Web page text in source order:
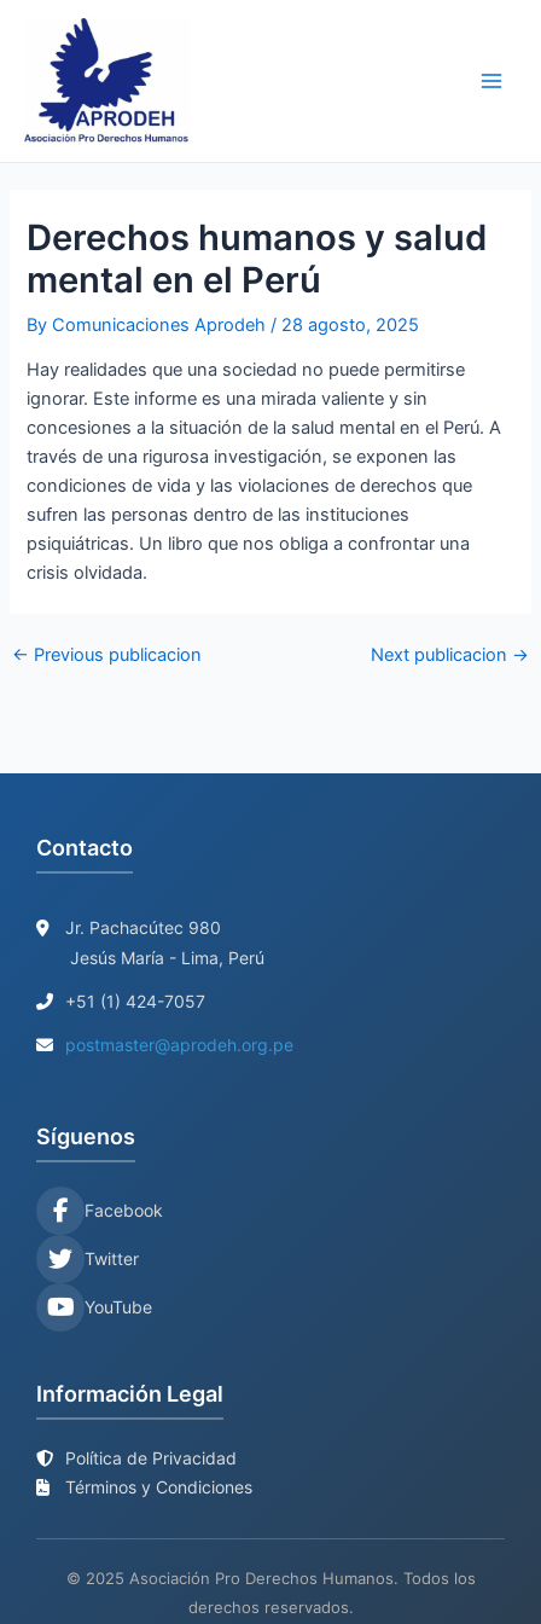
content
Derechos humanos y salud
mental en el Perú
ByComunicaciones Aprodeh/ 28 agosto, 2025
Hay realidades que una sociedad no puede permitirse
ignorar. Este informe es una mirada valiente y sin
concesiones a la situación de la salud mental en el Perú. A
través de una rigurosa investigación, se exponen las
condiciones de vida y las violaciones de derechos que
sufren las personas dentro de las instituciones
psiquiátricas. Un libro que nos obliga a confrontar una
crisis olvidada.
navigation
← Previous publicacion Next publicacion →
Contacto
Jr. Pachacútec 980
Jesús María - Lima, Perú
+51 (1) 424-7057
postmaster@aprodeh.org.pe
Síguenos
Facebook
Twitter
YouTube
Información Legal
Política de Privacidad
Términos y Condiciones
© 2025 Asociación Pro Derechos Humanos. Todos los
derechos reservados.